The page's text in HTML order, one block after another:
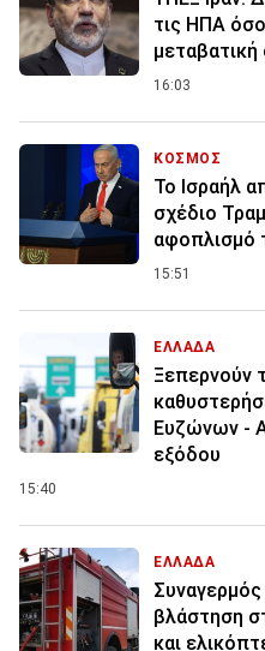
τις ΗΠΑ
16:03
ΚΟΣΜΟΣ
Το Ισραήλ
σχέδιο
αφοπλισμό
15:51
ΕΛΛΑΔΑ
Ξεπερνούν
Ευζώνων -
εξόδου
15:40
ΕΛΛΑΔΑ
βλάστηση
και